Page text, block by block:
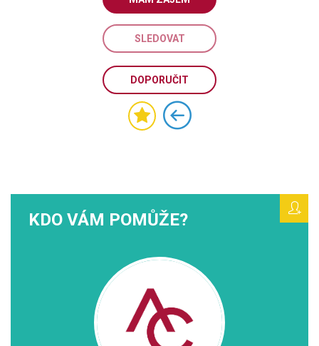
SLEDOVAT
DOPORUČIT
KDO VÁM POMŮŽE?